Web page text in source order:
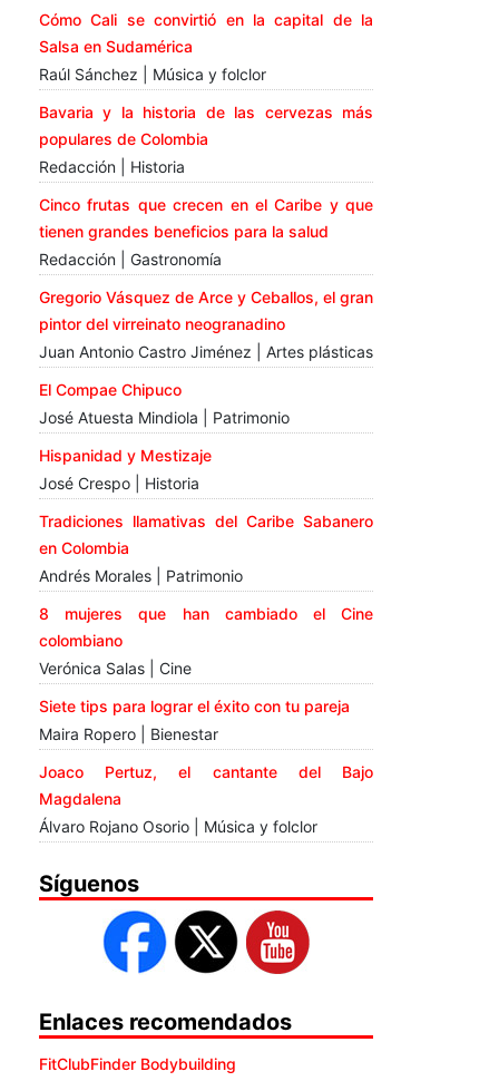
Cómo Cali se convirtió en la capital de la
Salsa en Sudamérica
Raúl Sánchez | Música y folclor
Bavaria y la historia de las cervezas más
populares de Colombia
Redacción | Historia
Cinco frutas que crecen en el Caribe y que
tienen grandes beneficios para la salud
Redacción | Gastronomía
Gregorio Vásquez de Arce y Ceballos, el gran
pintor del virreinato neogranadino
Juan Antonio Castro Jiménez | Artes plásticas
El Compae Chipuco
José Atuesta Mindiola | Patrimonio
Hispanidad y Mestizaje
José Crespo | Historia
Tradiciones llamativas del Caribe Sabanero
en Colombia
Andrés Morales | Patrimonio
8 mujeres que han cambiado el Cine
colombiano
Verónica Salas | Cine
Siete tips para lograr el éxito con tu pareja
Maira Ropero | Bienestar
Joaco Pertuz, el cantante del Bajo
Magdalena
Álvaro Rojano Osorio | Música y folclor
Síguenos
Enlaces recomendados
FitClubFinder Bodybuilding